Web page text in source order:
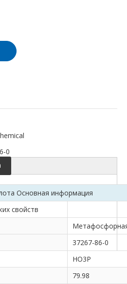
0
Основная информация
свойств
37267-86-0
HO3P
79.98